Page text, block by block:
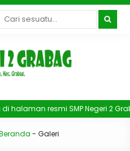
resmi SMP Negeri 2 Grabag,
- Galeri